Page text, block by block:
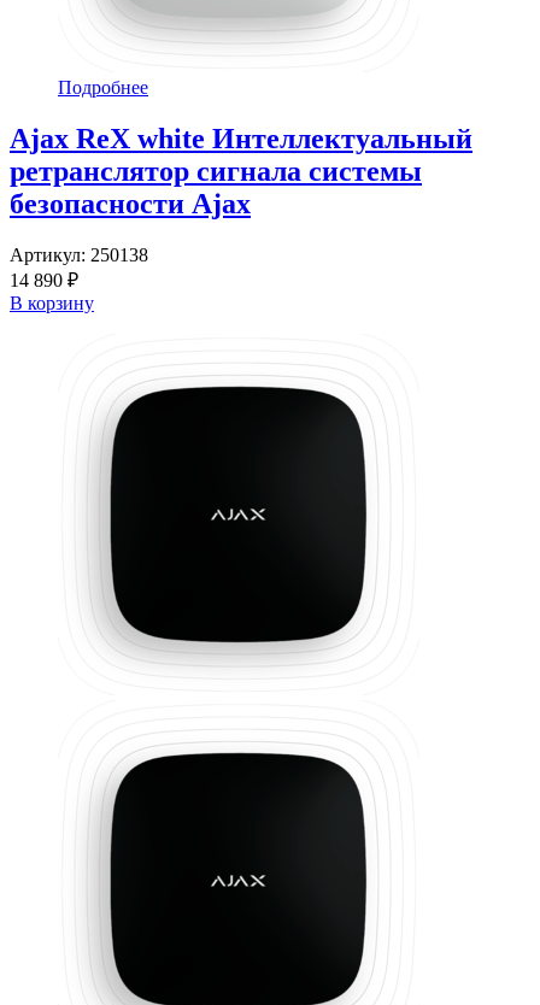
Подробнее
Ajax ReX white Интеллектуальный
ретранслятор сигнала системы
безопасности Ajax
Артикул: 250138
14 890 ₽
В корзину